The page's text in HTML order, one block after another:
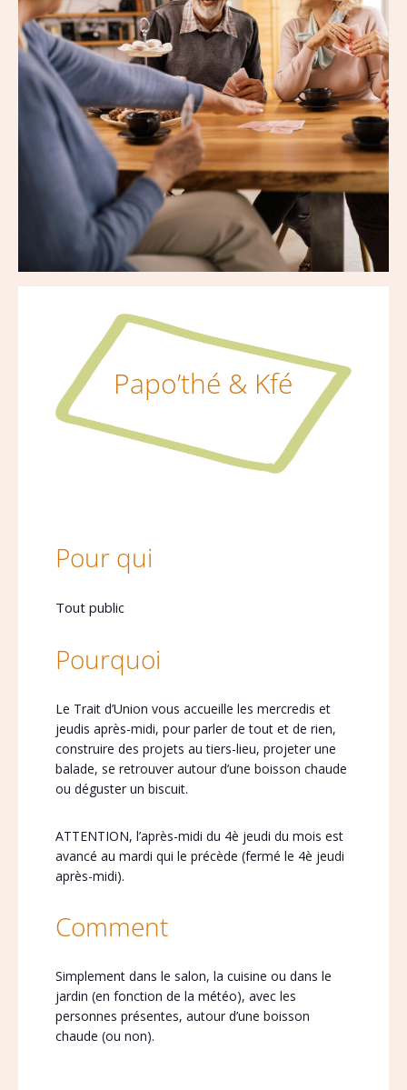
Papo’thé & Kfé
Pour qui
Tout public
Pourquoi
Le Trait d’Union vous accueille les mercredis et
jeudis après-midi, pour parler de tout et de rien,
construire des projets au tiers-lieu, projeter une
balade, se retrouver autour d’une boisson chaude
ou déguster un biscuit.
ATTENTION, l’après-midi du 4è jeudi du mois est
avancé au mardi qui le précède (fermé le 4è jeudi
après-midi).
Comment
Simplement dans le salon, la cuisine ou dans le
jardin (en fonction de la météo), avec les
personnes présentes, autour d’une boisson
chaude (ou non).